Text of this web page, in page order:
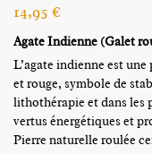
14,95 €
Agate Indienne (Galet
L’agate indienne est
et rouge, symbole de
lithothérapie et dans les
vertus énergétiques et
Pierre naturelle roulée